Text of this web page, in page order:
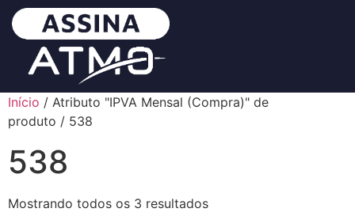
Início / Atributo "IPVA Mensal (Compra)" de
produto / 538
538
Mostrando todos os 3 resultados